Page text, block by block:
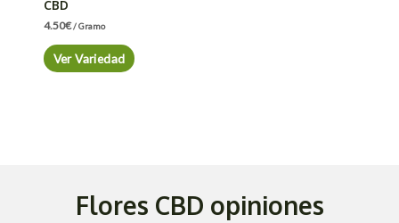
CBD
4.50€/ Gramo
Ver Variedad
Flores CBD opiniones